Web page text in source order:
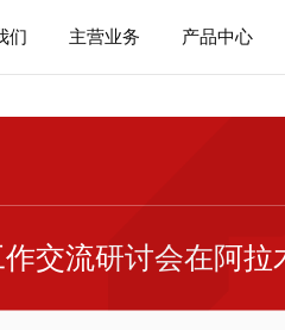
们 主营业务 产品中心
交流研讨会在阿拉